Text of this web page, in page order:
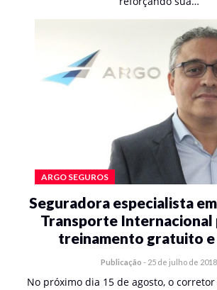
ARGO SEGUROS
Seguradora especialista
Transporte Internacional
treinamento gratuito
Publicação - 25 de julho de 2018
No próximo dia 15 de agosto, o